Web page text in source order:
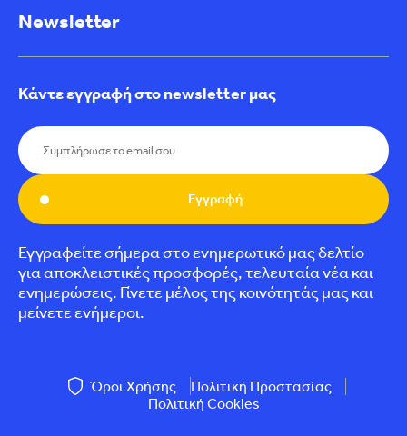
Newsletter
Κάντε εγγραφή στο newsletter μας
Εγγραφή
Εγγραφείτε σήμερα στο ενημερωτικό μας δελτίο
για αποκλειστικές προσφορές, τελευταία νέα και
ενημερώσεις. Γίνετε μέλος της κοινότητάς μας και
μείνετε ενήμεροι.
Όροι Χρήσης
Πολιτική Προστασίας
Πολιτική Cookies